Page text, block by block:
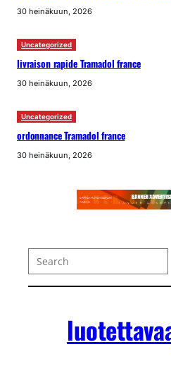
30 heinäkuun, 2026
Uncategorized
livraison rapide Tramadol france
30 heinäkuun, 2026
Uncategorized
ordonnance Tramadol france
30 heinäkuun, 2026
Search